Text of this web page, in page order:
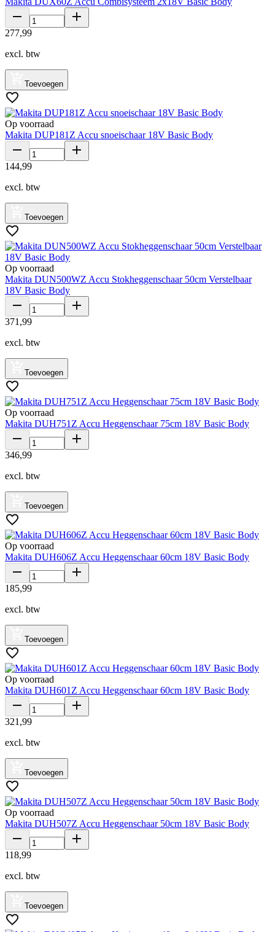
277,99
excl. btw
Toevoegen
Op voorraad
Makita DUP181Z Accu snoeischaar 18V Basic Body
144,99
excl. btw
Toevoegen
Op voorraad
Makita DUN500WZ Accu Stokheggenschaar 50cm Verstelbaar
18V Basic Body
371 ,99
excl. btw
Toevoegen
Op voorraad
Makita DUH751Z Accu Heggenschaar 75cm 18V Basic Body
346,99
excl. btw
Toevoegen
Op voorraad
Makita DUH606Z Accu Heggenschaar 60cm 18V Basic Body
185,99
excl. btw
Toevoegen
Op voorraad
Makita DUH601Z Accu Heggenschaar 60cm 18V Basic Body
321 ,99
excl. btw
Toevoegen
Op voorraad
Makita DUH507Z Accu Heggenschaar 50cm 18V Basic Body
118,99
excl. btw
Toevoegen